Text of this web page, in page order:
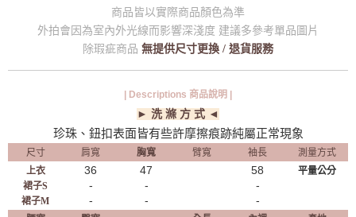
商品皆以實際商品顏色為準
外拍會因為室內外光線而影響深淺度 建議多參考單品圖片
除瑕疵商品 無提供尺寸更換 / 退貨服務
| Descriptions 商品說明 |
► 洗 滌 方 式 ◄
珍珠、鈕扣表面皆有些許摩擦痕跡純屬正常現象
尺寸 肩寬 胸寬 臂寬 袖長
測量方式
上衣
裙子S
​裙子M
36
-
-
47
-
-
58
-
-
平量公分